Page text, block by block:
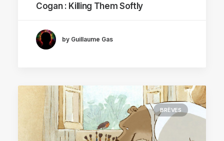
Cogan : Killing Them Softly
by Guillaume Gas
BRÈVES